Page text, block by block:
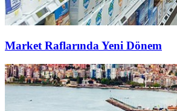
Market Raflarında Yeni Dönem